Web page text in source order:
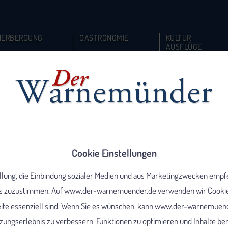
GASTRONOMIE
KULTUR
AUSFLÜGE
Cookie Einstellungen
die Einbindung sozialer Medien und aus Marketingzwecken
zuzustimmen. Auf www.der-warnemuender.de verwenden wir
essenziell sind. Wenn Sie es wünschen, kann www.der-
zu verbessern, Funktionen zu optimieren und Inhalte